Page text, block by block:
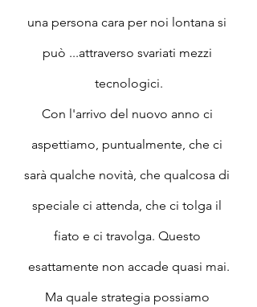
una persona cara per noi lontana si
può ...attraverso svariati mezzi
tecnologici.
Con l'arrivo del nuovo anno ci
aspettiamo, puntualmente, che ci
sarà qualche novità, che qualcosa di
speciale ci attenda, che ci tolga il
fiato e ci travolga. Questo
esattamente non accade quasi mai.
Ma quale strategia possiamo